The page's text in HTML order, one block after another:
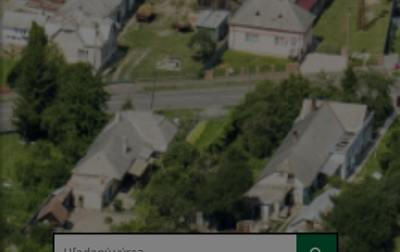
Hľadaný výraz...